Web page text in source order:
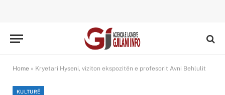
Home » Kryetari Hyseni, viziton ekspozitën e profesorit Avni Behlulit
KULTURË